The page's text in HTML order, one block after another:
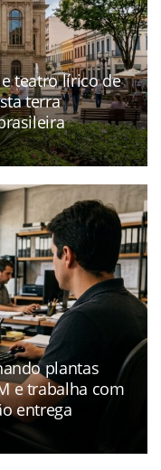
teatro lírico de
terra
plantas
e trabalha com
entrega